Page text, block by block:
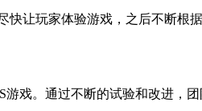
快让玩家体验游戏，之后不断根
戏。通过不断的试验和改进